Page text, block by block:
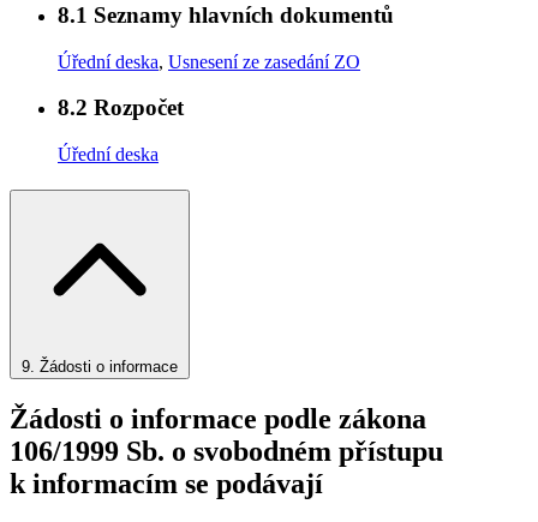
8.1 Seznamy hlavních dokumentů
Úřední deska, Usnesení ze zasedání ZO
8.2 Rozpočet
Úřední deska
9. Žádosti o informace
Žádosti o informace podle zákona
106/1999 Sb. o svobodném přístupu
k informacím se podávají